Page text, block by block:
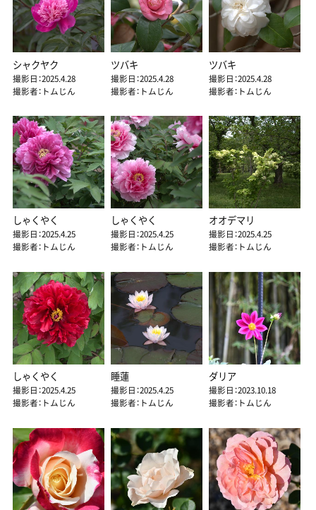
シャクヤク
撮影日：2025.4.28
撮影者：トムじん
ツバキ
撮影日：2025.4.28
撮影者：トムじん
ツバキ
撮影日：2025.4.28
撮影者：トムじん
しゃくやく
撮影日：2025.4.25
撮影者：トムじん
しゃくやく
撮影日：2025.4.25
撮影者：トムじん
オオデマリ
撮影日：2025.4.25
撮影者：トムじん
しゃくやく
撮影日：2025.4.25
撮影者：トムじん
睡蓮
撮影日：2025.4.25
撮影者：トムじん
ダリア
撮影日：2023.10.18
撮影者：トムじん